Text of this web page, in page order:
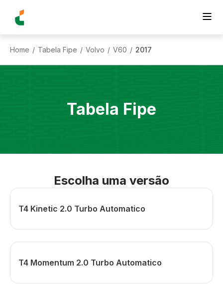
Home / Tabela Fipe / Volvo / V60 / 2017
Tabela Fipe
Escolha uma versão
T4 Kinetic 2.0 Turbo Automatico
T4 Momentum 2.0 Turbo Automatico